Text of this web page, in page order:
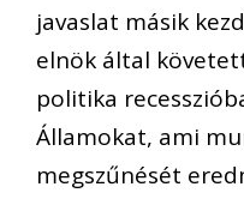
javaslat másik
elnök által
politika
Államokat, ami
megszűnését